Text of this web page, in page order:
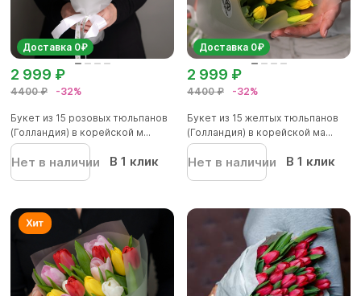
Доставка 0₽
4400 ₽ -32%
2 999 ₽
Букет из 15 розовых тюльпанов
(Голландия) в корейской м...
Нет в наличии В 1 клик
Доставка 0₽
4400 ₽ -32%
2 999 ₽
Букет из 15 желтых тюльпанов
(Голландия) в корейской ма...
Нет в наличии В 1 клик